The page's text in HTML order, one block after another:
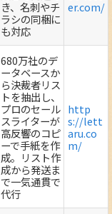
き、名刺やチ
ラシの同梱に
も対応
er.com/
680万社のデ
ータベースか
ら決裁者リス
トを抽出し、
プロのセール
スライターが
高反響のコピ
ーで手紙を作
成。リスト作
成から発送ま
で一気通貫で
代行
http
s://lett
aru.co
m/